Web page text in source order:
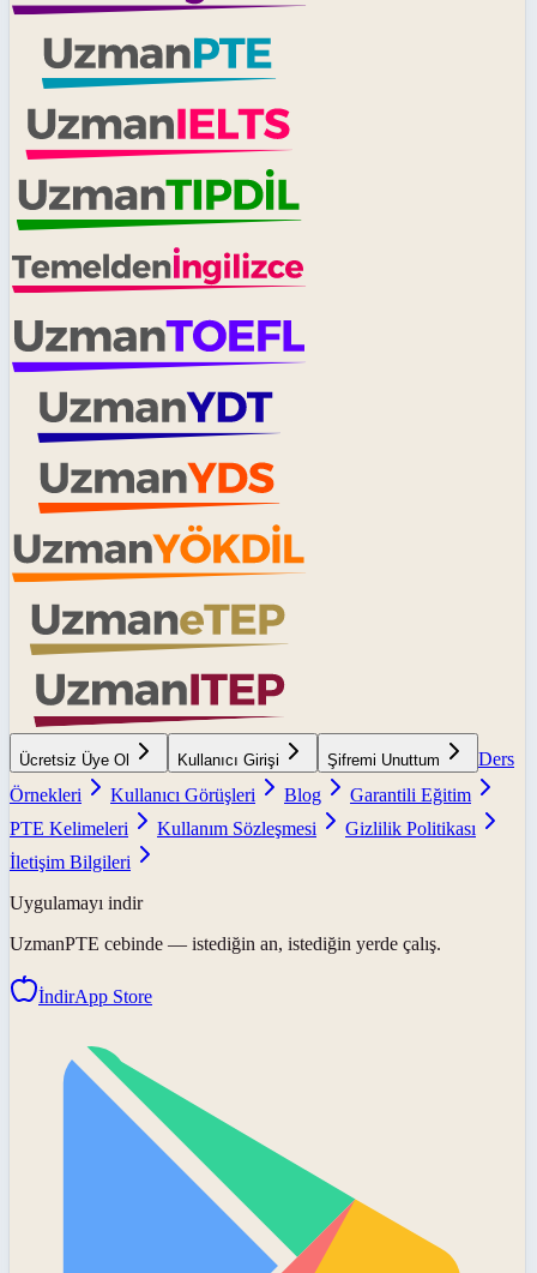
Ücretsiz Üye Ol Kullanıcı Girişi Şifremi Unuttum
Ders
Örnekleri
Kullanıcı Görüşleri Blog
Garantili Eğitim
PTE Kelimeleri
Kullanım Sözleşmesi
Gizlilik Politikası
İletişim Bilgileri
Uygulamayı indir
UzmanPTE cebinde — istediğin an, istediğin yerde çalış.
İndirApp Store